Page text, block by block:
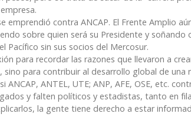
emprendió contra ANCAP. El Frente Amplio
sobre quien será su Presidente y soñando
Pacífico sin sus socios del Mercosur.
para recordar las razones que llevaron a
sino para contribuir al desarrollo global de una
ANTEL, UTE; ANP, AFE, OSE, etc.
y falten políticos y estadistas, tanto en
la gente tiene derecho a estar